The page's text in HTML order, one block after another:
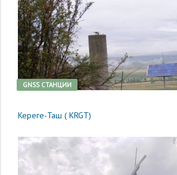
GNSS CТАНЦИИ
Кереге-Таш ( KRGT)